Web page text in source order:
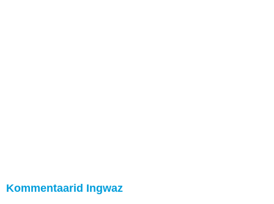
Kommentaarid Ingwaz